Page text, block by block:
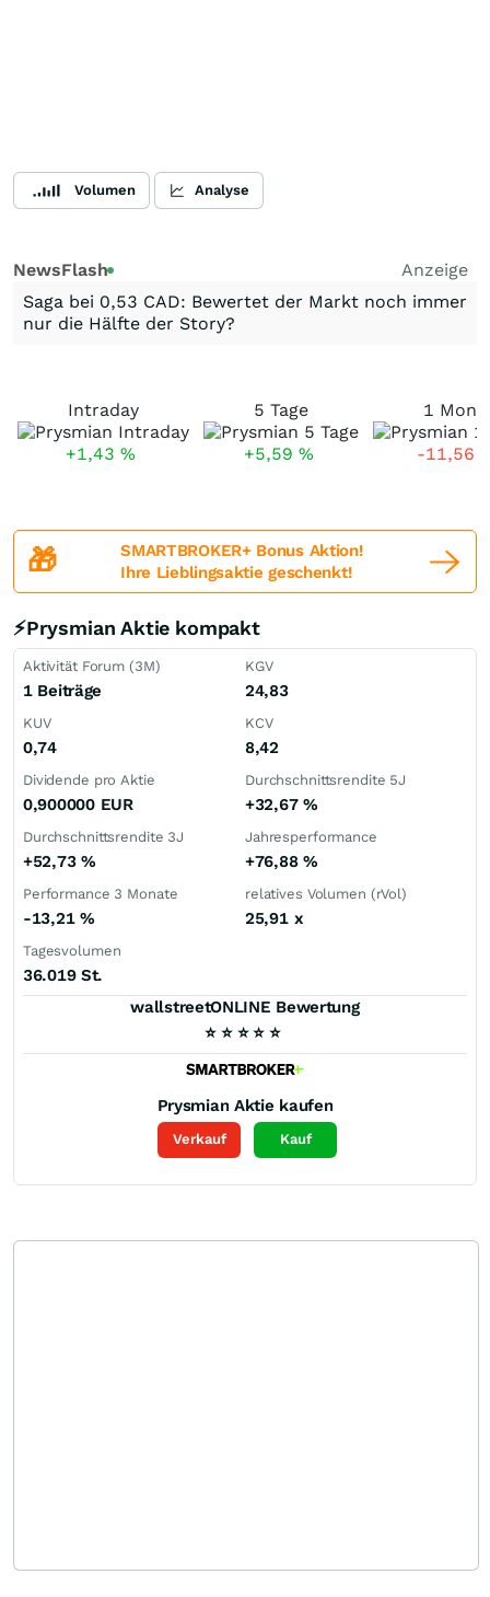
Volumen Analyse
NewsFlash
Anzeige
Saga bei 0,53 CAD: Bewertet der Markt noch immer
nur die Hälfte der Story?
Intraday
+1,43 %
5 Tage
+5,59 %
1
-11,56
🎁
SMARTBROKER+ Bonus Aktion!
Ihre Lieblingsaktie geschenkt!
⚡Prysmian Aktie kompakt
Aktivität Forum (3M)
1 Beiträge
KGV
24,83
KUV
0,74
KCV
8,42
Dividende pro Aktie
0,900000 EUR
Durchschnittsrendite 5J
+32,67 %
Durchschnittsrendite 3J
+52,73 %
Jahresperformance
+76,88 %
Performance 3 Monate
-13,21 %
relatives Volumen (rVol)
25,91 x
Tagesvolumen
36.019 St.
wallstreetONLINE Bewertung
⭐ ⭐ ⭐ ⭐ ⭐
Prysmian Aktie kaufen
Verkauf Kauf